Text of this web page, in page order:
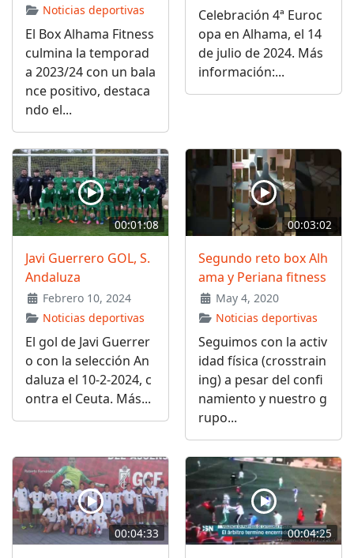
Noticias deportivas
El Box Alhama Fitness
culmina la temporad
a 2023/24 con un bala
nce positivo, destaca
ndo el...
Celebración 4ª Euroc
opa en Alhama, el 14
de julio de 2024. Más
información:...
00:01:08
Javi Guerrero GOL, S.
Andaluza
Febrero 10, 2024
Noticias deportivas
El gol de Javi Guerrer
o con la selección An
daluza el 10-2-2024, c
ontra el Ceuta. Más...
00:03:02
Segundo reto box Alh
ama y Periana fitness
May 4, 2020
Noticias deportivas
Seguimos con la activ
idad física (crosstrain
ing) a pesar del confi
namiento y nuestro g
rupo...
00:04:33 00:04:25